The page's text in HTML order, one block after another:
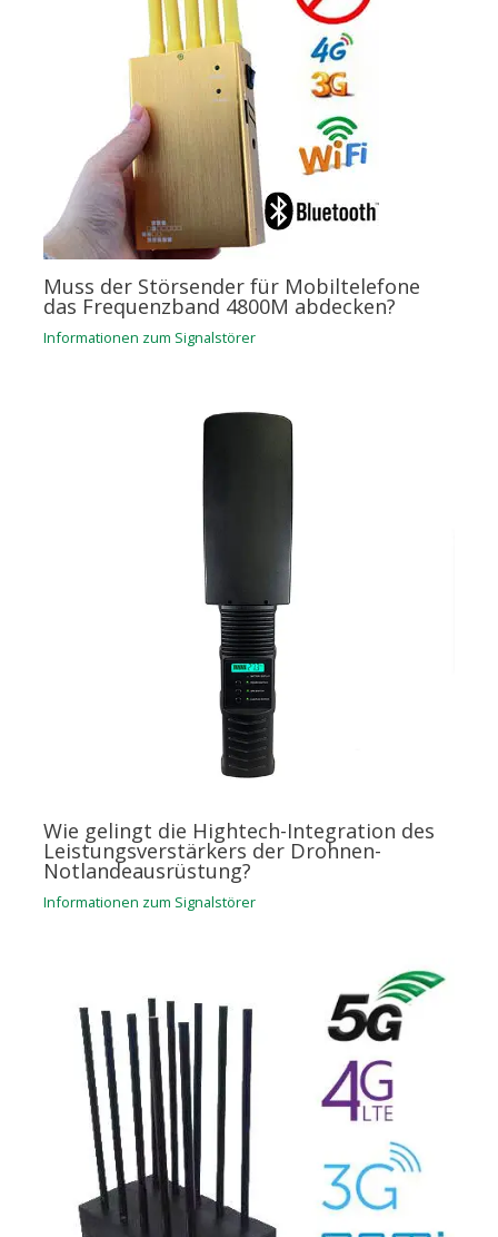
Muss der Störsender für Mobiltelefone
das Frequenzband 4800M abdecken?
Informationen zum Signalstörer
Wie gelingt die Hightech-Integration des
Leistungsverstärkers der Drohnen-
Notlandeausrüstung?
Informationen zum Signalstörer